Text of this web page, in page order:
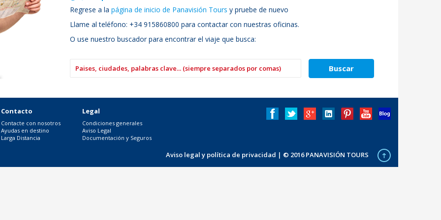
Regrese a la página de inicio de Panavisión Tours y pruebe de nuevo
Llame al teléfono: +34 915860800 para contactar con nuestras oficinas.
O use nuestro buscador para encontrar el viaje que busca:
Contacto
Contacte con nosotros
Ayudas en destino
Larga Distancia
Legal
Condiciones generales
Aviso Legal
Documentación y Seguros
Aviso legal y política de privacidad | © 2016 PANAVISIÓN TOURS